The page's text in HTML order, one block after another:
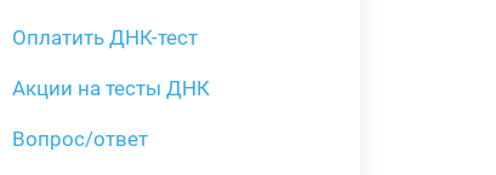
Оплатить ДНК-тест
Акции на тесты ДНК
Вопрос/ответ